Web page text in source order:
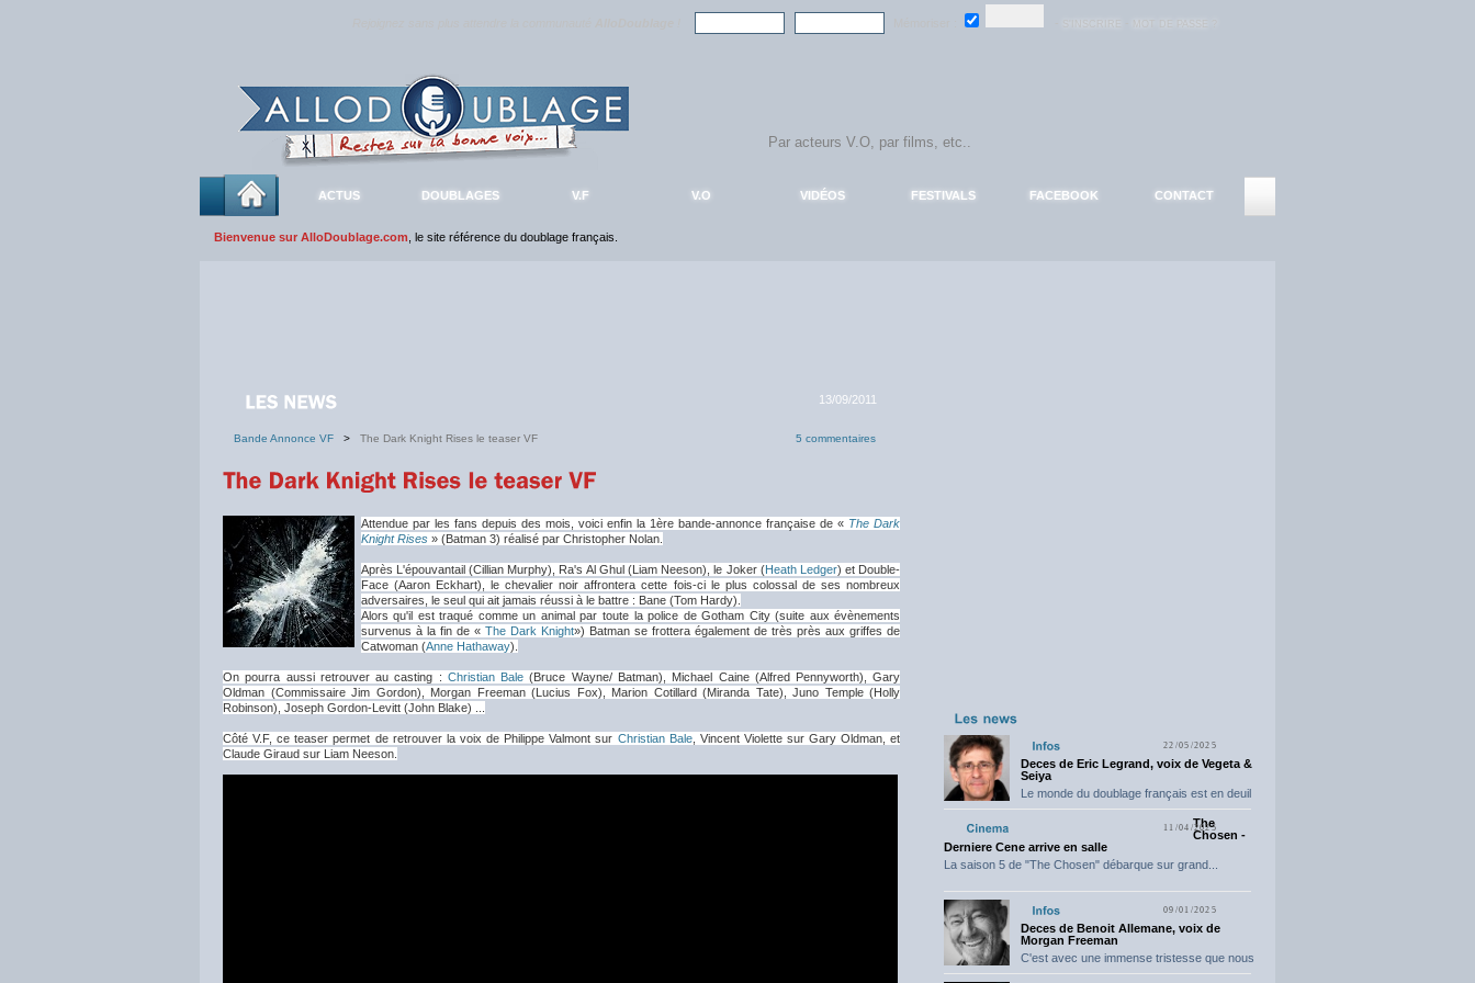
ACTUS DOUBLAGES V.F V.O VIDÉOS FESTIVALS FACEBOOK CONTACT
Bienvenue sur AlloDoublage.com , le site référence du doublage français.
13/09/2011
Bande Annonce VF > The Dark Knight Rises le teaser VF 5 commentaires
Attendue par les fans depuis des mois, voici enfin la 1ère bande-annonce française de « The Dark
Knight Rises» (Batman 3) réalisé par Christopher Nolan.
Après L'épouvantail (Cillian Murphy), Ra's Al Ghul (Liam Neeson), le Joker (Heath Ledger) et Double-
Face (Aaron Eckhart), le chevalier noir affrontera cette fois-ci le plus colossal de ses nombreux
adversaires, le seul qui ait jamais réussi à le battre : Bane (Tom Hardy).
Alors qu'il est traqué comme un animal par toute la police de Gotham City (suite aux évènements
survenus à la fin de « The Dark Knight») Batman se frottera également de très près aux griffes de
Catwoman (Anne Hathaway).
On pourra aussi retrouver au casting : Christian Bale (Bruce Wayne/ Batman), Michael Caine (Alfred Pennyworth), Gary
Oldman (Commissaire Jim Gordon), Morgan Freeman (Lucius Fox), Marion Cotillard (Miranda Tate), Juno Temple (Holly
Robinson), Joseph Gordon-Levitt (John Blake) ...
Côté V.F, ce teaser permet de retrouver la voix de Philippe Valmont sur Christian Bale, Vincent Violette sur Gary Oldman, et
Claude Giraud sur Liam Neeson.
22/05/2025
Deces de Eric Legrand, voix de Vegeta &
Seiya
Le monde du doublage français est en deuil
11/04/2025
The
Chosen -
Derniere Cene arrive en salle
La saison 5 de "The Chosen" débarque sur grand...
09/01/2025
Deces de Benoit Allemane, voix de
Morgan Freeman
C'est avec une immense tristesse que nous